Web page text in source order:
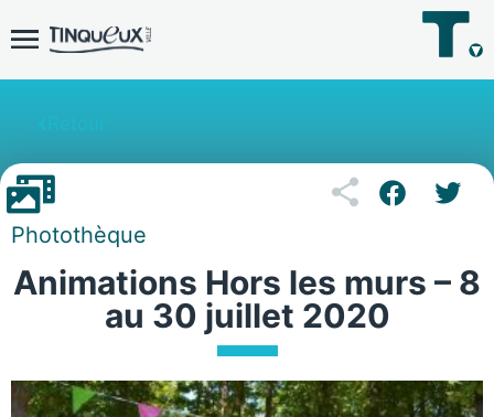
Photothèque
Animations Hors les murs – 8
au 30 juillet 2020